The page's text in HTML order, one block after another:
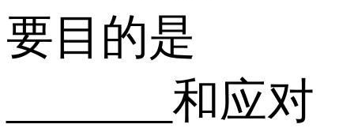
要目的是
_______和应对